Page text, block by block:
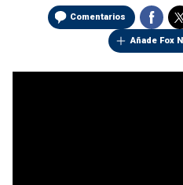
Comentarios
Añade Fox